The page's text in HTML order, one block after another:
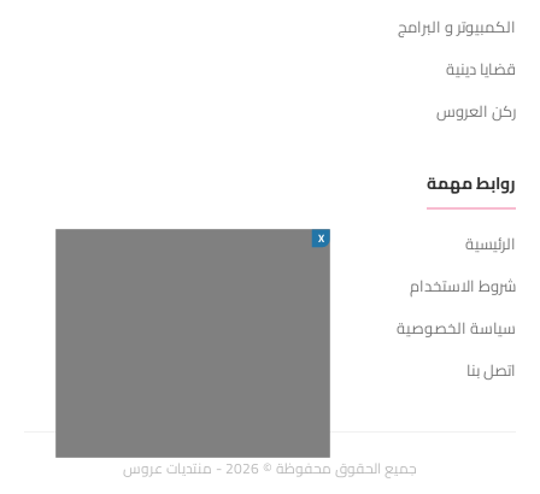
الكمبيوتر و البرامج
قضايا دينية
ركن العروس
روابط مهمة
الرئيسية
شروط الاستخدام
سياسة الخصوصية
اتصل بنا
جميع الحقوق محفوظة © 2026 - منتديات عروس
X